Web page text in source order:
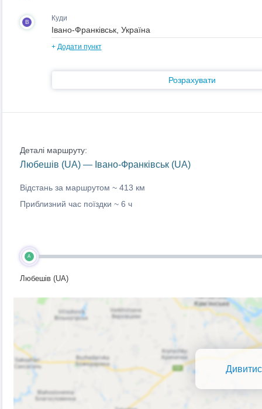
B Куди
+ Додати пункт
Розрахувати
Деталі маршруту:
Любешів (UA) — Івано-Франківськ (UA)
Відстань за маршрутом ~ 413 км
Приблизний час поїздки ~ 6 ч
A
Любешів (UA)